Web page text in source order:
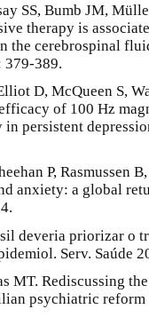
SS, Bumb JM,
therapy is
the cerebrospinal
379-389.
D, McQueen S,
of 100 Hz
persistent
P, Rasmussen
anxiety: a global
deveria priorizar o
Serv. Saúde
MT. Rediscussing
psychiatric